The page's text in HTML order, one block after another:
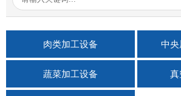
联系我们
肉类加工设备 中央
蔬菜加工设备 真